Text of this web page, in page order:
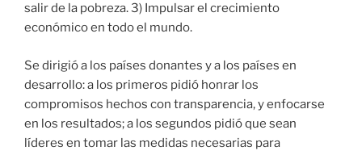
salir de la pobreza. 3) Impulsar el crecimiento
económico en todo el mundo.
Se dirigió a los países donantes y a los países en
desarrollo: a los primeros pidió honrar los
compromisos hechos con transparencia, y enfocarse
en los resultados; a los segundos pidió que sean
líderes en tomar las medidas necesarias para